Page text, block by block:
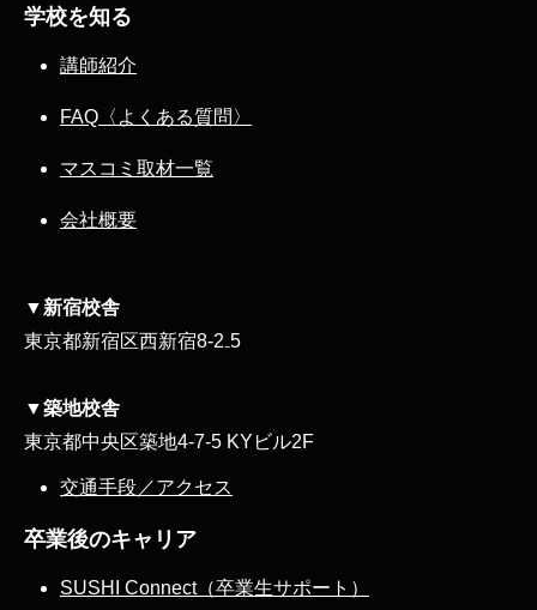
学校を知る
講師紹介
FAQ〈よくある質問〉
マスコミ取材一覧
会社概要
▼新宿校舎
東京都新宿区西新宿8‐2₋5
▼築地校舎
東京都中央区築地4-7-5 KYビル2F
交通手段／アクセス
卒業後のキャリア
SUSHI Connect（卒業生サポート）